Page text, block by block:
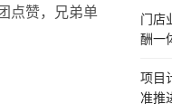
点赞，兄弟单
门店
酬一
项目
准推